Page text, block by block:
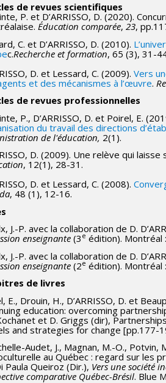
de revues scientifiques
P. et D’ARRISSO, D. (2020).
Éducation comparée, 23,
C. et D’ARRISSO, D. (2010).
c.Recherche et formation, 65 (3), 31-
D. et Lessard, C. (2009). Vers
et des mécanismes à l’œuvre.
de revues professionnelles
P., D’ARRISSO, D. et Poirel, E.
du travail des directions
de l'éducation, 2(1).
D. (2009). Une relève qui
, 12(1), 28-31.
D. et Lessard, C. (2008).
, 48 (1), 12-16.
J.-P. avec la collaboration de D.
enseignante(3 e édition). Montréal
J.-P. avec la collaboration de D.
enseignante(2e édition). Montréal
de livres
E., Drouin, H., D’ARRISSO, D. et
education: overcoming
et D. Griggs (dir),
and strategies for change [pp.177-
Audet, J., Magnan, M.-O.,
au Québec : regard sur les
Paula Queiroz (Dir.), Vers une société
comparative Québec-Brésil. Blue